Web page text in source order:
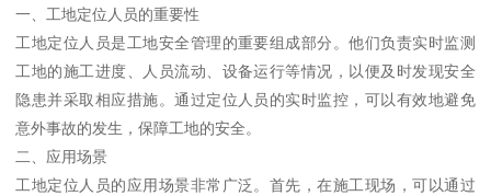
一、工地定位人员的重要性
工地定位人员是工地安全管理的重要组成部分。他们负责实时监测
工地的施工进度、人员流动、设备运行等情况，以便及时发现安全
隐患并采取相应措施。通过定位人员的实时监控，可以有效地避免
意外事故的发生，保障工地的安全。
二、应用场景
工地定位人员的应用场景非常广泛。首先，在施工现场，可以通过